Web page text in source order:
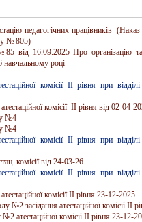
педагогічних працівників (Наказ
№ 805)
від 16.09.2025 Про організацію та
навчальному році
комісії ІІ рівня при
комісії ІІ рівня від 02-04-
№4
№4
комісії ІІ рівня при
комісії від 24-03-26
комісії ІІ рівня при
комісії ІІ рівня 23-12-2025
№2 засідання атестаційної комісії ІІ
атестаційної комісії ІІ рівня 23-12-